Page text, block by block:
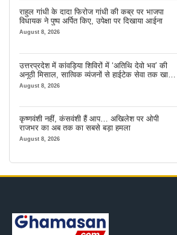
राहुल गांधी के दादा फिरोज गांधी की कब्र पर भाजपा
विधायक ने पुष्प अर्पित किए, उपेक्षा पर दिखाया आईना
August 8, 2026
उत्तरप्रदेश में कांवड़िया शिविरों में ‘अतिथि देवो भव’ की
अनूठी मिसाल, सात्विक व्यंजनों से हाईटेक सेवा तक खास
इंतजाम
August 8, 2026
कृष्णवंशी नहीं, कंसवंशी हैं आप… अखिलेश पर ओपी
राजभर का अब तक का सबसे बड़ा हमला
August 8, 2026